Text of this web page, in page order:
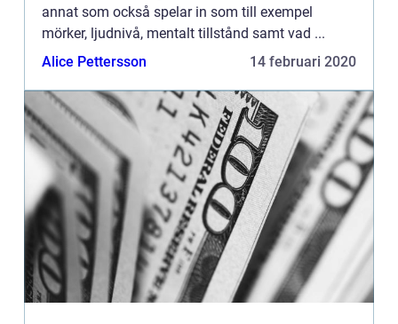
annat som också spelar in som till exempel
mörker, ljudnivå, mentalt tillstånd samt vad ...
Alice Pettersson
14 februari 2020